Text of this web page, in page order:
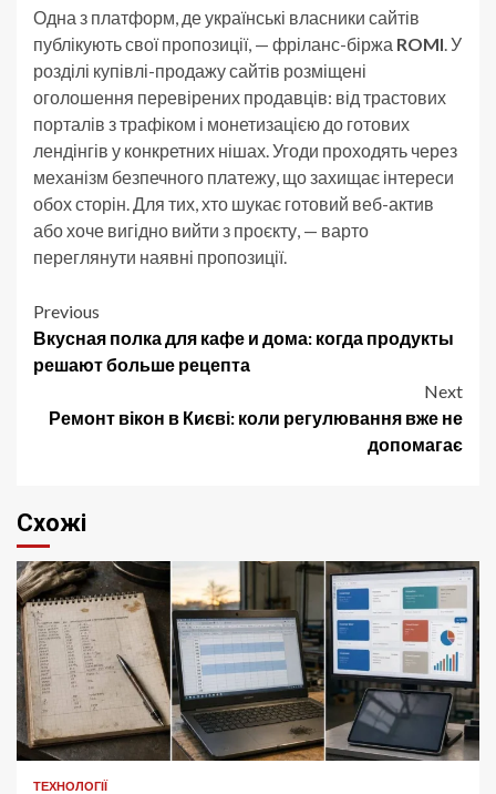
Одна з платформ, де українські власники сайтів
публікують свої пропозиції, — фріланс-біржа ROMI . У
розділі купівлі-продажу сайтів розміщені
оголошення перевірених продавців: від трастових
порталів з трафіком і монетизацією до готових
лендінгів у конкретних нішах. Угоди проходять через
механізм безпечного платежу, що захищає інтереси
обох сторін. Для тих, хто шукає готовий веб-актив
або хоче вигідно вийти з проєкту, — варто
переглянути наявні пропозиції.
Post
navigation
Previous
Вкусная полка для кафе и дома: когда продукты
решают больше рецепта
Next
Ремонт вікон в Києві: коли регулювання вже не
допомагає
Схожі
ТЕХНОЛОГІЇ